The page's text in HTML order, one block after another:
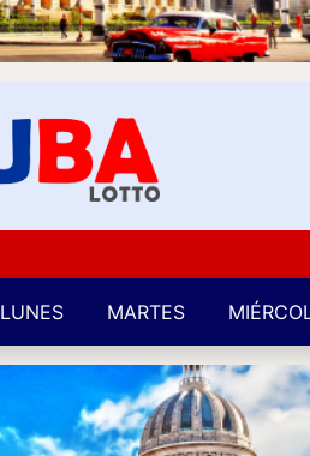
LUNES MARTES